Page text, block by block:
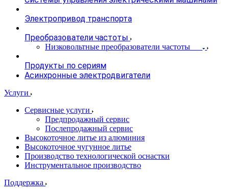
Электропривод транспорта
Преобразователи частоты
Низковольтные преобразователи частоты
Продукты по сериям
Асинхронные электродвигатели
Услуги
Сервисные услуги
Предпродажный сервис
Послепродажный сервис
Высокоточное литье из алюминия
Высокоточное чугунное литье
Производство технологической оснастки
Инструментальное производство
Поддержка